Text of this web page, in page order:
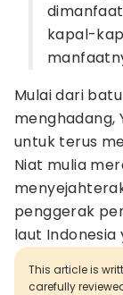
kapal-
Mulai dari
menghadang,
untuk terus
Niat mulia
penggerak
laut Indonesia
This article is
carefully